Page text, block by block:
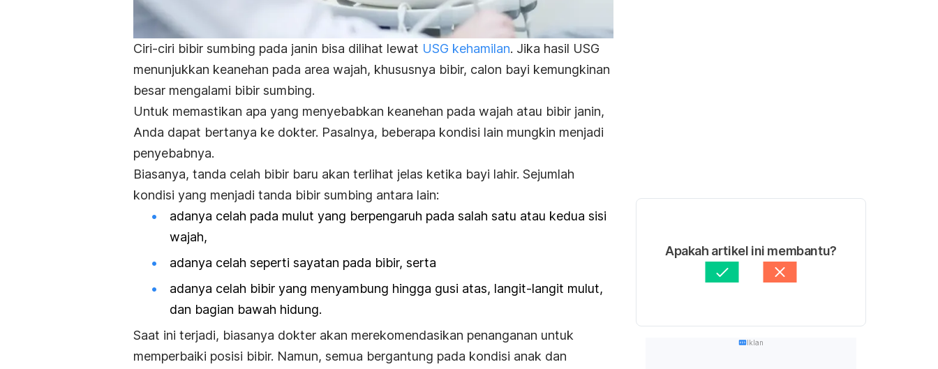
Ciri-ciri bibir sumbing pada janin bisa dilihat lewat USG kehamilan. Jika hasil USG
menunjukkan keanehan pada area wajah, khususnya bibir, calon bayi kemungkinan
besar mengalami bibir sumbing.
Untuk memastikan apa yang menyebabkan keanehan pada wajah atau bibir janin,
Anda dapat bertanya ke dokter. Pasalnya, beberapa kondisi lain mungkin menjadi
penyebabnya.
Biasanya, tanda celah bibir baru akan terlihat jelas ketika bayi lahir. Sejumlah
kondisi yang menjadi tanda bibir sumbing antara lain:
adanya celah pada mulut yang berpengaruh pada salah satu atau kedua sisi
wajah,
adanya celah seperti sayatan pada bibir, serta
adanya celah bibir yang menyambung hingga gusi atas, langit-langit mulut,
dan bagian bawah hidung.
Saat ini terjadi, biasanya dokter akan merekomendasikan penanganan untuk
memperbaiki posisi bibir. Namun, semua bergantung pada kondisi anak dan
Apakah artikel ini membantu?
Iklan